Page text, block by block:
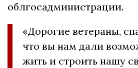
облгосадминистрации.
«Дорогие ветераны,
что вы нам дали
жить и строить нашу